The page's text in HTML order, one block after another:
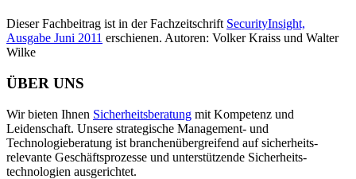
Dieser Fachbeitrag ist in der Fachzeitschrift SecurityInsight,
Ausgabe Juni 2011 erschienen. Autoren: Volker Kraiss und Walter
Wilke
ÜBER UNS
Wir bieten Ihnen Sicherheitsberatung mit Kompetenz und
Leidenschaft. Unsere strategische Management- und
Technologieberatung ist branchen­übergreifend auf sicherheits­
relevante Geschäfts­prozesse und unterstützende Sicherheits­
technologien ausgerichtet.